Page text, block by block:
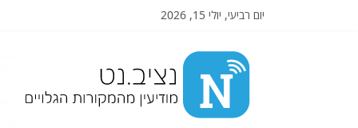
יום רביעי, יולי 15, 2026
Nziv.net
מודיעין
מהמקורות